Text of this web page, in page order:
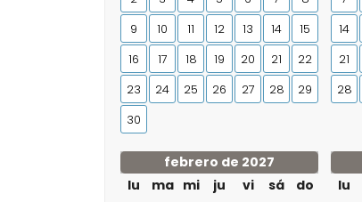
9
10 11 12 13 14
15
16
17 18 19 20 21
22
23
24 25 26 27 28
29
30
14
21
28
febrero de 2027
lu
ma mi ju vi sá do
lu